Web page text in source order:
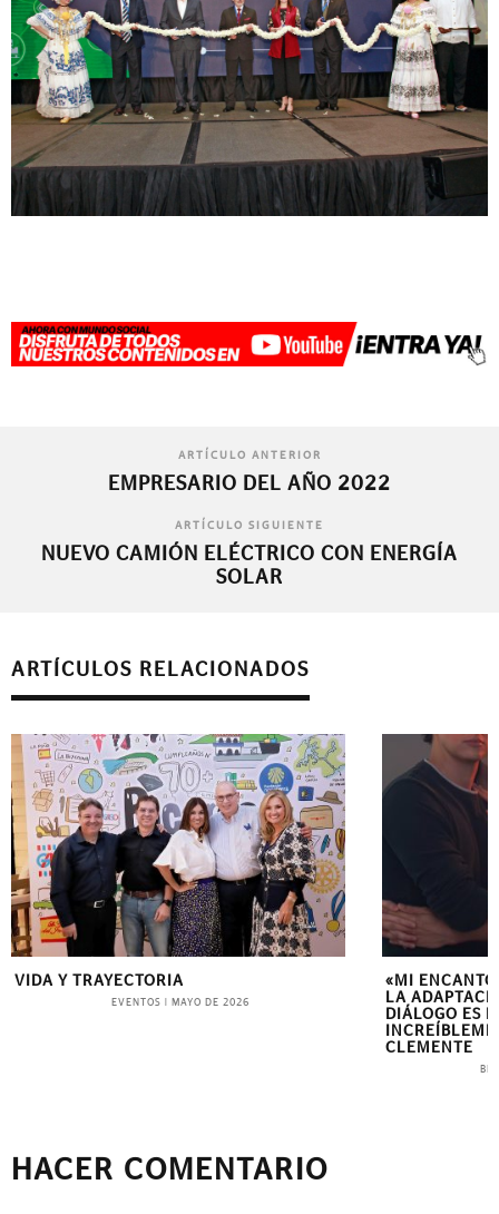
ARTÍCULO ANTERIOR
EMPRESARIO DEL AÑO 2022
ARTÍCULO SIGUIENTE
NUEVO CAMIÓN ELÉCTRICO CON ENERGÍA
SOLAR
ARTÍCULOS RELACIONADOS
VIDA Y TRAYECTORIA
EVENTOS MAYO DE 2026
«MI ENCANTO
LA
DIÁLOGO ES
CLEMENTE
HACER COMENTARIO